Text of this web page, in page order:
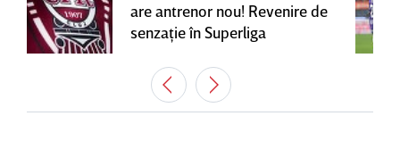
are antrenor nou! Revenire de
senzaţie în Superliga